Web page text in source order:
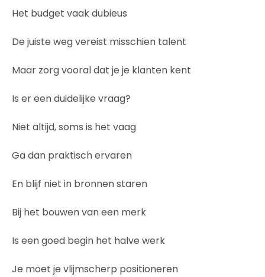
Het budget vaak dubieus
De juiste weg vereist misschien talent
Maar zorg vooral dat je je klanten kent
Is er een duidelijke vraag?
Niet altijd, soms is het vaag
Ga dan praktisch ervaren
En blijf niet in bronnen staren
Bij het bouwen van een merk
Is een goed begin het halve werk
Je moet je vlijmscherp positioneren